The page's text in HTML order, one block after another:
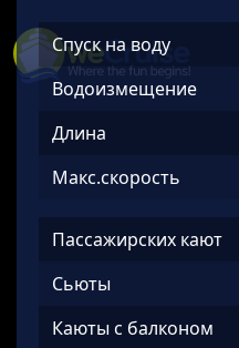
Main
Navigation
Спуск на воду
Водоизмещение
Длина
Макс.скорость
Пассажирских кают
Сьюты
Каюты с балконом